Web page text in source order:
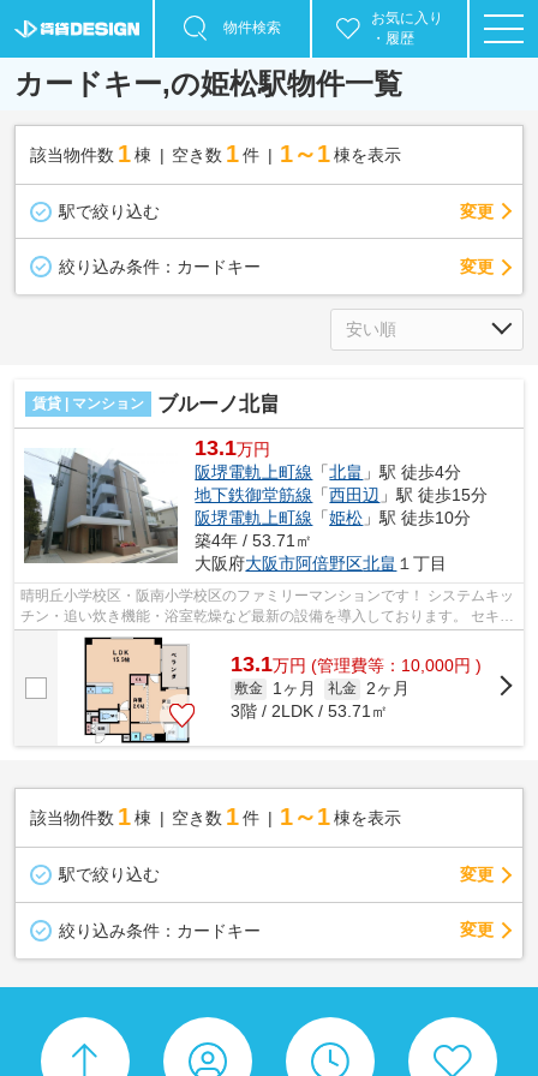
物件検索
お気に入り
・履歴
カードキー,の姫松駅物件一覧
該当物件数 1棟 空き数 1 件 1～1 棟を表示
駅で絞り込む 変更
絞り込み条件： カードキー 変更
賃貸 | マンション ブルーノ北畠
13.1万円
阪堺電軌上町線 「北畠 」駅 徒歩4分
地下鉄御堂筋線 「西田辺 」駅 徒歩15分
阪堺電軌上町線 「姫松 」駅 徒歩10分
築4年 / 53.71㎡
大阪府大阪市阿倍野区北畠 １丁目
晴明丘小学校区・阪南小学校区のファミリーマンションです！ システムキッ
チン・追い炊き機能・浴室乾燥など最新の設備を導入しております。 セキュ
リティー面もオートロック・ＴＶモ...
13.1万円 (管理費等：10,000円 )
敷金 1ヶ月 礼金 2ヶ月
3階 / 2LDK / 53.71㎡
該当物件数 1棟 空き数 1 件 1～1 棟を表示
駅で絞り込む 変更
絞り込み条件： カードキー 変更